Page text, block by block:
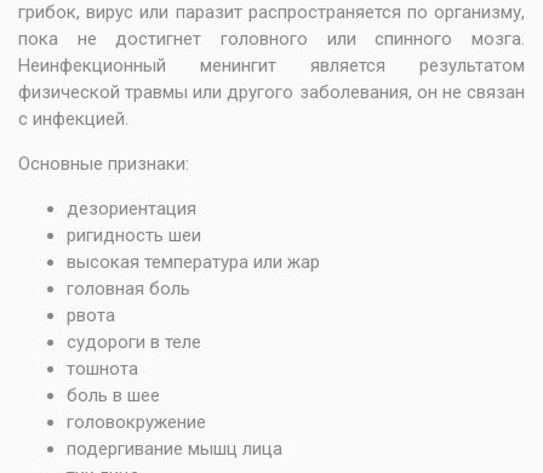
грибок, вирус или паразит распространяется по организму,
пока не достигнет головного или спинного мозга.
Неинфекционный менингит является результатом
физической травмы или другого заболевания, он не связан
с инфекцией.
Основные признаки:
дезориентация
ригидность шеи
высокая температура или жар
головная боль
рвота
судороги в теле
тошнота
боль в шее
головокружение
подергивание мышц лица